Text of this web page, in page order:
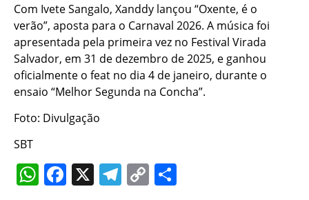
Com Ivete Sangalo, Xanddy lançou “Oxente, é o
verão”, aposta para o Carnaval 2026. A música foi
apresentada pela primeira vez no Festival Virada
Salvador, em 31 de dezembro de 2025, e ganhou
oficialmente o feat no dia 4 de janeiro, durante o
ensaio “Melhor Segunda na Concha”.
Foto: Divulgação
SBT
WhatsApp
Facebook
X Telegram
Copy